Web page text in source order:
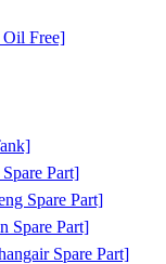
Free]
Part]
Spare Part]
Part]
Spare Part]